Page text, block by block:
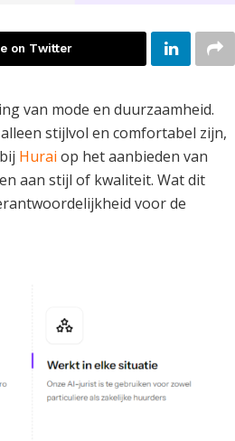
on Twitter
van mode en duurzaamheid.
stijlvol en comfortabel zijn,
Hurai op het aanbieden van
aan stijl of kwaliteit. Wat dit
voor de